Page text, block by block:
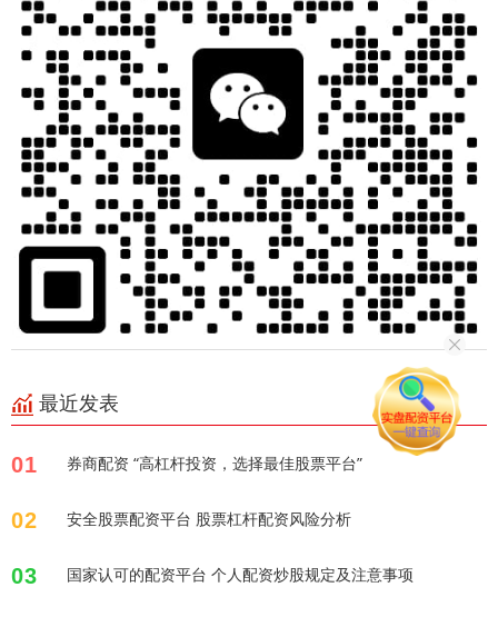
最近发表
01 券商配资 “高杠杆投资，选择最佳股票平台”
02 安全股票配资平台 股票杠杆配资风险分析
03 国家认可的配资平台 个人配资炒股规定及注意事项